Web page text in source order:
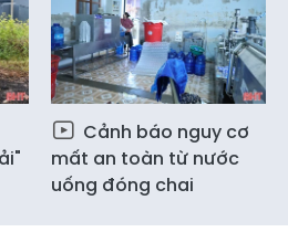
Cảnh báo nguy cơ
mất an toàn từ nước
uống đóng chai